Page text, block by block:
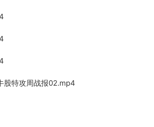
股特攻周战报02.mp4